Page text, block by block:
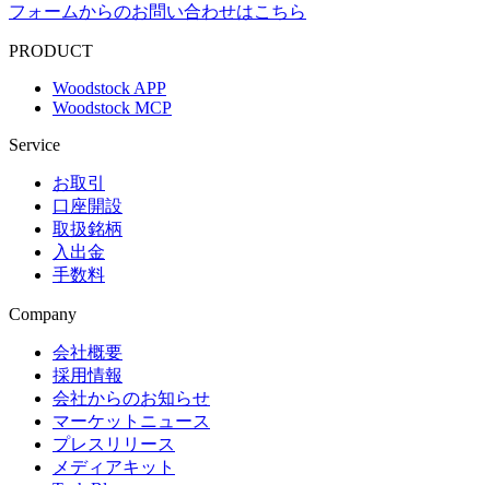
フォームからのお問い合わせはこちら
PRODUCT
Woodstock APP
Woodstock MCP
Service
お取引
口座開設
取扱銘柄
入出金
手数料
Company
会社概要
採用情報
会社からのお知らせ
マーケットニュース
プレスリリース
メディアキット